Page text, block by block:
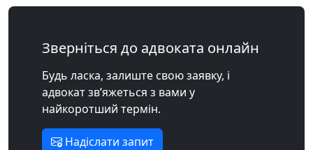
Зверніться до адвоката онлайн
Будь ласка, залиште свою заявку, і
адвокат зв’яжеться з вами у
найкоротший термін.
Надіслати запит